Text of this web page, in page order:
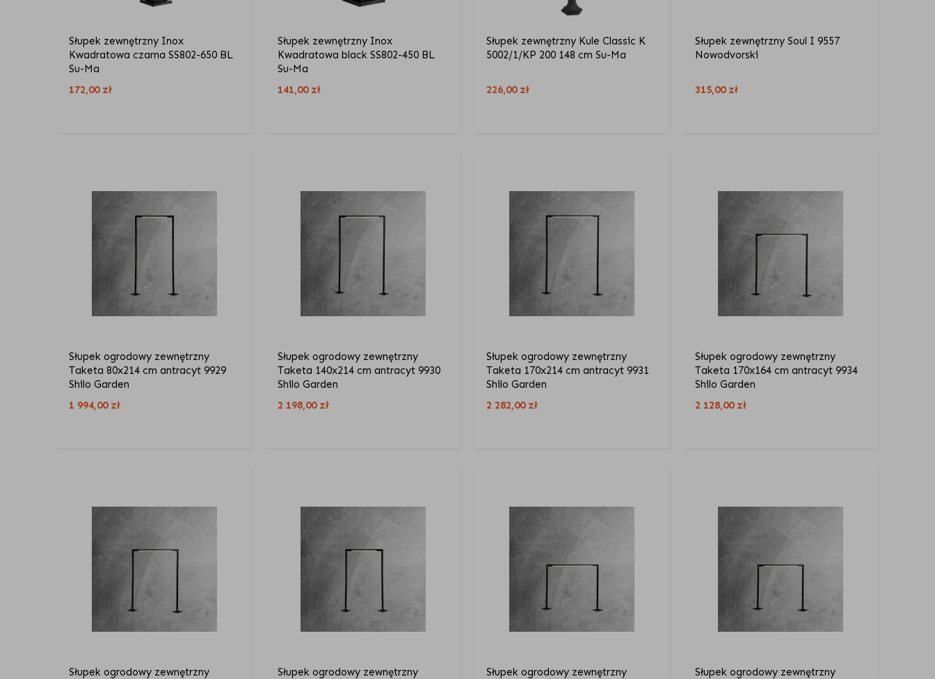
Słupek zewnętrzny Inox
Kwadratowa czarna SS802-650 BL
Su-Ma
172,00 zł
Słupek zewnętrzny Inox
Kwadratowa black SS802-450 BL
Su-Ma
141,00 zł
Słupek zewnętrzny Kule Classic K
5002/1/KP 200 148 cm Su-Ma
226,00 zł
Słupek zewnętrzny Soul I 9557
Nowodvorski
315,00 zł
Słupek ogrodowy zewnętrzny
Taketa 80x214 cm antracyt 9929
Shilo Garden
1 994,00 zł
Słupek ogrodowy zewnętrzny
Taketa 140x214 cm antracyt 9930
Shilo Garden
2 198,00 zł
Słupek ogrodowy zewnętrzny
Taketa 170x214 cm antracyt 9931
Shilo Garden
2 282,00 zł
Słupek ogrodowy zewnętrzny
Taketa 170x164 cm antracyt 9934
Shilo Garden
2 128,00 zł
Słupek ogrodowy zewnętrzny
Słupek ogrodowy zewnętrzny
Słupek ogrodowy zewnętrzny
Słupek ogrodowy zewnętrzny